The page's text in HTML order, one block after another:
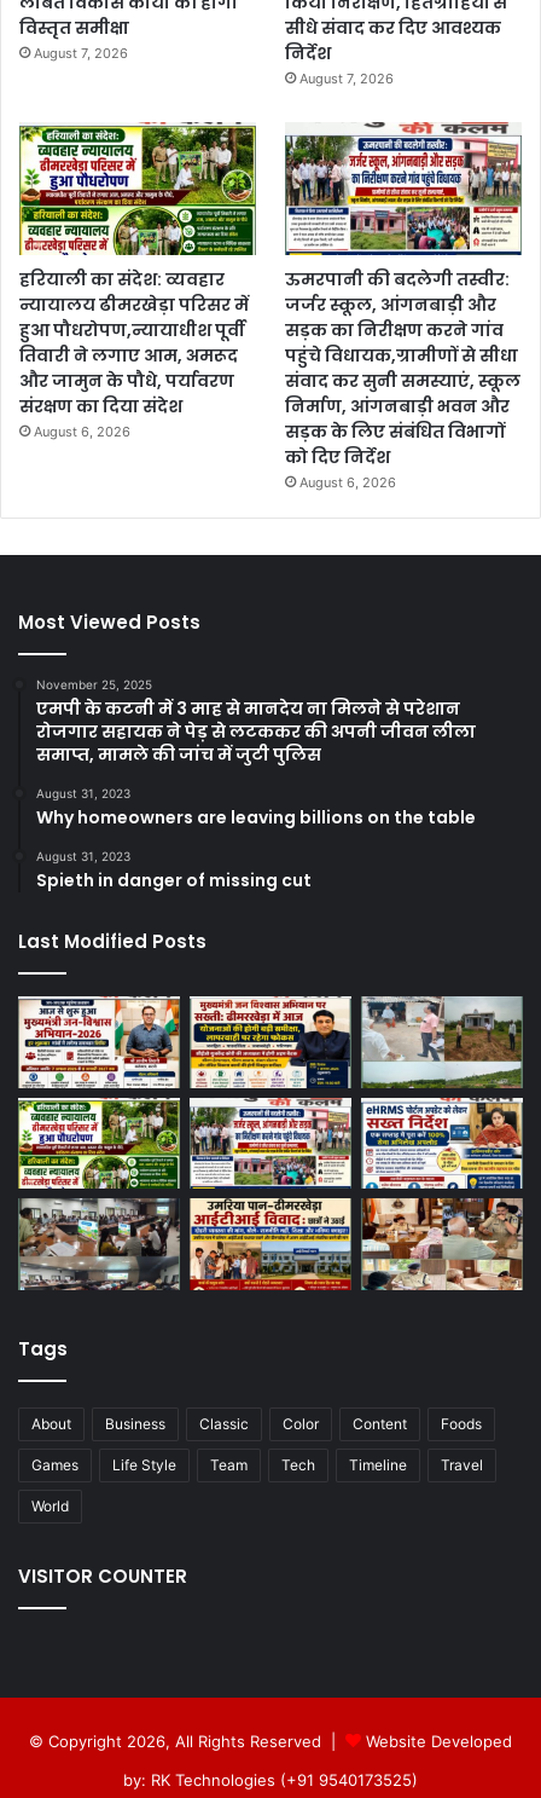
विस्तृत समीक्षा
August 7, 2026
सीधे संवाद कर दिए आवश्यक
निर्देश
August 7, 2026
हरियाली का संदेश: व्यवहार
न्यायालय ढीमरखेड़ा परिसर में
हुआ पौधरोपण,न्यायाधीश पूर्वी
तिवारी ने लगाए आम, अमरूद
और जामुन के पौधे, पर्यावरण
संरक्षण का दिया संदेश
August 6, 2026
ऊमरपानी की बदलेगी तस्वीर:
जर्जर स्कूल, आंगनबाड़ी और
सड़क का निरीक्षण करने गांव
पहुंचे विधायक,ग्रामीणों से सीधा
संवाद कर सुनी समस्याएं, स्कूल
निर्माण, आंगनबाड़ी भवन और
सड़क के लिए संबंधित विभागों
को दिए निर्देश
August 6, 2026
Most Viewed Posts
November 25, 2025
एमपी के कटनी में 3 माह से मानदेय ना मिलने से परेशान
रोजगार सहायक ने पेड़ से लटककर की अपनी जीवन लीला
समाप्त, मामले की जांच में जुटी पुलिस
August 31, 2023
Why homeowners are leaving billions on the table
August 31, 2023
Spieth in danger of missing cut
Last Modified Posts
Tags
About Business Classic Color Content Foods
Games Life Style Team Tech Timeline Travel
World
VISITOR COUNTER
© Copyright 2026, All Rights Reserved |
Website Developed
by: RK Technologies (+91 9540173525)